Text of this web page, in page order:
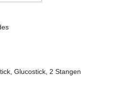
Glucostick, 2 Stangen